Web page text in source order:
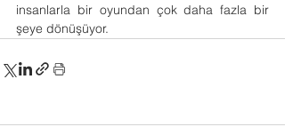
insanlarla bir oyundan çok daha fazla bir
şeye dönüşüyor.